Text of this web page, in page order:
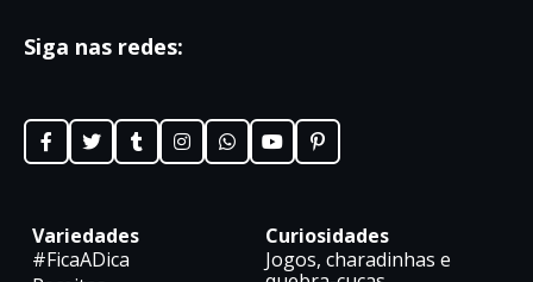
Siga nas redes:
Variedades
#FicaADica
Curiosidades
Jogos, charadinhas e